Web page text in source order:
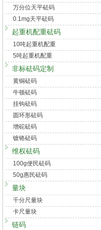
万分位天平砝码
0.1mg天平砝码
起重机配重砝码
10吨起重机配重
5吨起重机配重
非标砝码定制
黄铜砝码
牛顿砝码
挂钩砝码
圆环形砝码
增砣砝码
镀铬砝码
维权砝码
100g便民砝码
50g惠民砝码
量块
千分尺量块
卡尺量块
链码